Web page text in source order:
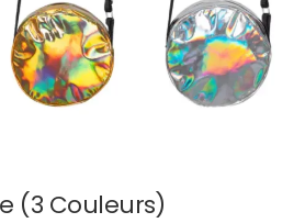
(3 Couleurs)